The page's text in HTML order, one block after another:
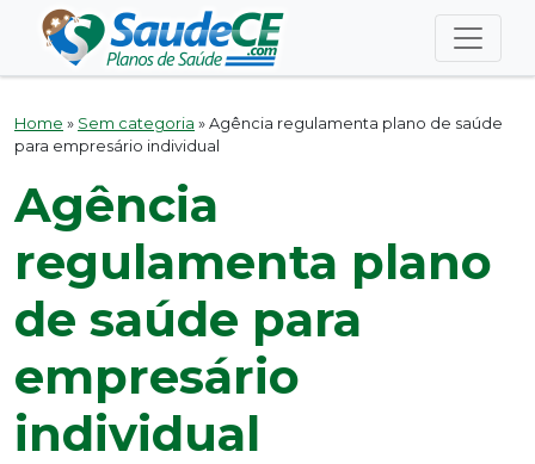
Home » Sem categoria » Agência regulamenta plano de saúde
para empresário individual
Agência
regulamenta plano
de saúde para
empresário
individual